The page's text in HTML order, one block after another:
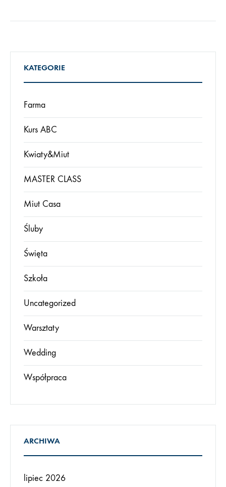
KATEGORIE
Farma
Kurs ABC
Kwiaty&Miut
MASTER CLASS
Miut Casa
Śluby
Święta
Szkoła
Uncategorized
Warsztaty
Wedding
Współpraca
ARCHIWA
lipiec 2026